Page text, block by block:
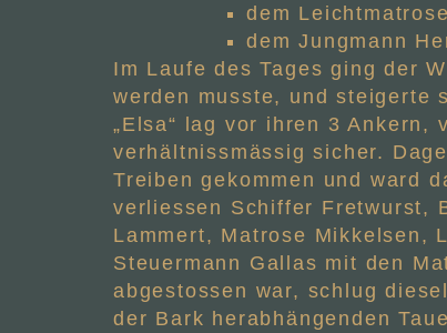
dem
dem Jungmann
Im Laufe des Tages ging der
werden musste, und steigerte
„Elsa“ lag vor ihren 3
verhältnissmässig sicher.
Treiben gekommen und ward
verliessen Schiffer Fretwurst,
Lammert, Matrose Mikkelsen,
Steuermann Gallas mit den
abgestossen war, schlug
der Bark herabhängenden